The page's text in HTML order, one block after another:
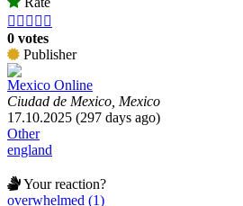
    
0 votes
Publisher
Mexico Online
Ciudad de Mexico, Mexico
17.10.2025 (297 days ago)
Other
england
Your reaction?
overwhelmed (1)